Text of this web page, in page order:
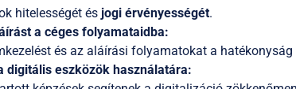
hitelességét és jogi érvényességét.
a céges folyamataidba:
és az aláírási folyamatokat a hatékonyság
digitális eszközök használatára: